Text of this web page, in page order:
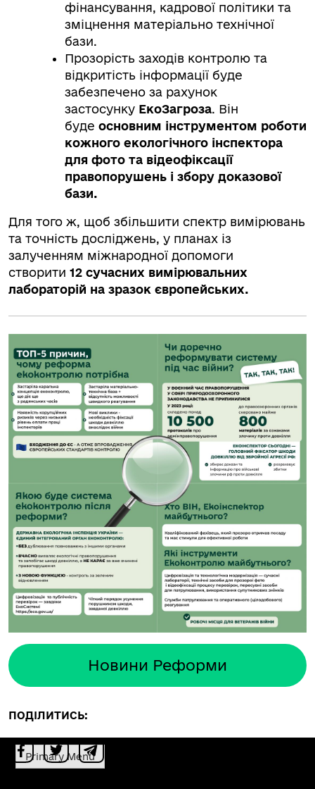
фінансування, кадрової політики та
зміцнення матеріально технічної
бази.
Прозорість заходів контролю та
відкритість інформації буде
забезпечено за рахунок
застосунку ЕкоЗагроза. Він
буде основним інструментом роботи
кожного екологічного інспектора
для фото та відеофіксації
правопорушень і збору доказової
бази.
Для того ж, щоб збільшити спектр вимірювань
та точність досліджень, у планах із
залученням міжнародної допомоги
створити 12 сучасних вимірювальних
лабораторій на зразок європейських.
Новини Реформи
ПОДІЛИТИСЬ:
Primary Menu